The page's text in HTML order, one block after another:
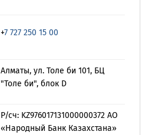
+7 727 250 15 00
Алматы, ул. Толе би 101, БЦ
"Толе би", блок D
Р/сч: KZ976017131000000372 АО
«Народный Банк Казахстана»